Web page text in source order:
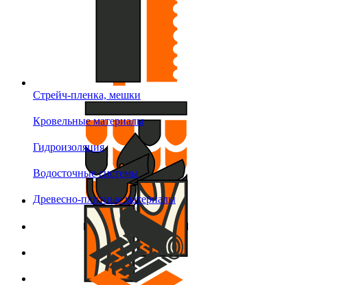
Стрейч-пленка, мешки
Кровельные материалы
Гидроизоляция
Водосточные системы
Древесно-плитные материалы